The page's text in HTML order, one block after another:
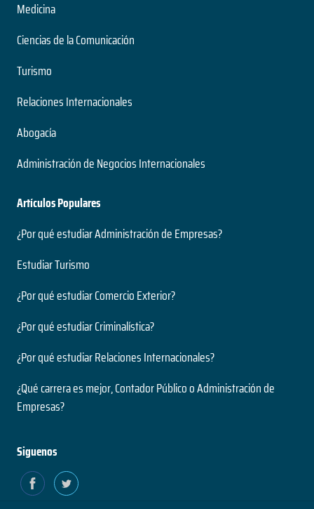
Medicina
Ciencias de la Comunicación
Turismo
Relaciones Internacionales
Abogacía
Administración de Negocios Internacionales
Artículos Populares
¿Por qué estudiar Administración de Empresas?
Estudiar Turismo
¿Por qué estudiar Comercio Exterior?
¿Por qué estudiar Criminalística?
¿Por qué estudiar Relaciones Internacionales?
¿Qué carrera es mejor, Contador Público o Administración de
Empresas?
Siguenos